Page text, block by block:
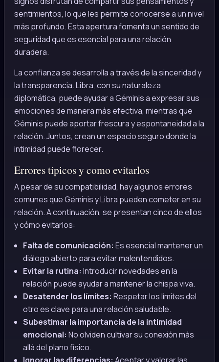
sentimientos, lo que les permite conocerse a un nivel
más profundo. Esta apertura fomenta un sentido de
seguridad que es esencial para una relación
duradera.
La confianza se desarrolla a través de la sinceridad y
la transparencia. Libra, con su naturaleza
diplomática, puede ayudar a Géminis a expresar sus
emociones de manera más efectiva, mientras que
Géminis puede aportar frescura y espontaneidad a la
relación. Juntos, crean un espacio seguro donde la
intimidad puede florecer.
Errores tipicos y como evitarlos
A pesar de su compatibilidad, hay algunos errores
comunes que Géminis y Libra pueden cometer en su
relación. A continuación, se presentan cinco de ellos
y cómo evitarlos:
Falta de comunicación: Es esencial mantener un
diálogo abierto para evitar malentendidos.
Evitar la rutina: Introducir novedades en la
relación puede ayudar a mantener la chispa viva.
Desatender los límites: Respetar los límites del
otro es clave para una relación saludable.
Subestimar la importancia de la intimidad
emocional: No olviden cultivar su conexión más
allá del plano físico.